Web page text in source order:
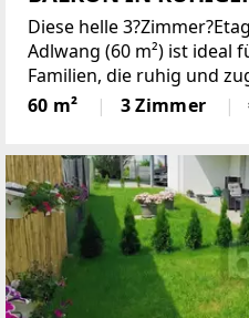
Diese helle
Adlwang (60 m²) ist ideal
Familien, die ruhig und
wohnen möchten.
schaffen ein angenehmes
60 m² 3 Zimmer